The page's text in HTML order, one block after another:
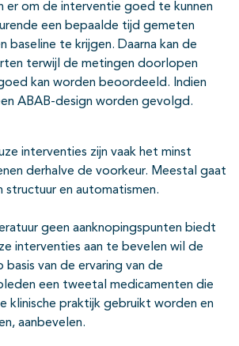
er om de interventie goed te kunnen
een bepaalde tijd gemeten
baseline te krijgen. Daarna kan de
terwijl de metingen doorlopen
kan worden beoordeeld. Indien
ABAB-design worden gevolgd.
interventies zijn vaak het minst
derhalve de voorkeur. Meestal gaat
structuur en automatismen.
geen aanknopingspunten biedt
interventies aan te bevelen wil de
van de ervaring van de
een tweetal medicamenten die
klinische praktijk gebruikt worden en
aanbevelen.